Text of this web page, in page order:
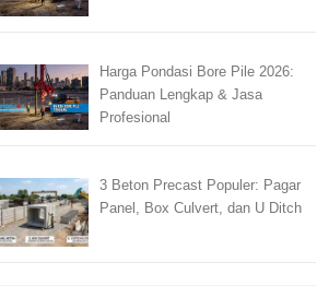
Harga Pondasi Bore Pile 2026:
Panduan Lengkap & Jasa
Profesional
3 Beton Precast Populer: Pagar
Panel, Box Culvert, dan U Ditch